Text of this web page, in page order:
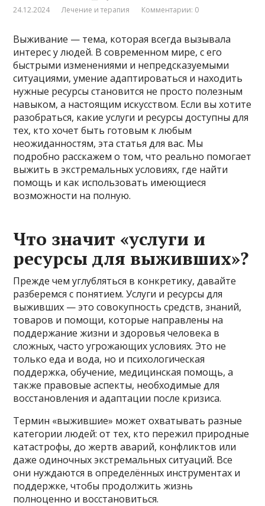
24.12.2024 Лечение и терапия Комментарии: 0
Выживание — тема, которая всегда вызывала
интерес у людей. В современном мире, с его
быстрыми изменениями и непредсказуемыми
ситуациями, умение адаптироваться и находить
нужные ресурсы становится не просто полезным
навыком, а настоящим искусством. Если вы хотите
разобраться, какие услуги и ресурсы доступны для
тех, кто хочет быть готовым к любым
неожиданностям, эта статья для вас. Мы
подробно расскажем о том, что реально помогает
выжить в экстремальных условиях, где найти
помощь и как использовать имеющиеся
возможности на полную.
Что значит «услуги и
ресурсы для выживших»?
Прежде чем углубляться в конкретику, давайте
разберемся с понятием. Услуги и ресурсы для
выживших — это совокупность средств, знаний,
товаров и помощи, которые направлены на
поддержание жизни и здоровья человека в
сложных, часто угрожающих условиях. Это не
только еда и вода, но и психологическая
поддержка, обучение, медицинская помощь, а
также правовые аспекты, необходимые для
восстановления и адаптации после кризиса.
Термин «выжившие» может охватывать разные
категории людей: от тех, кто пережил природные
катастрофы, до жертв аварий, конфликтов или
даже одиночных экстремальных ситуаций. Все
они нуждаются в определённых инструментах и
поддержке, чтобы продолжить жизнь
полноценно и восстановиться.